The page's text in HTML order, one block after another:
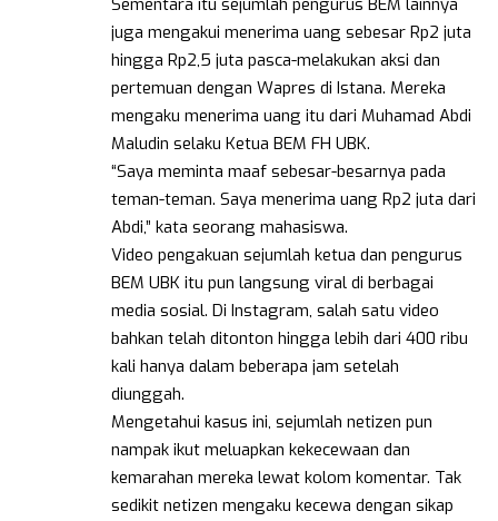
juga mengakui menerima uang sebesar Rp2 juta
hingga Rp2,5 juta pasca-melakukan aksi dan
pertemuan dengan Wapres di Istana. Mereka
mengaku menerima uang itu dari Muhamad Abdi
Maludin selaku Ketua BEM FH UBK.
“Saya meminta maaf sebesar-besarnya pada
teman-teman. Saya menerima uang Rp2 juta dari
Abdi,” kata seorang mahasiswa.
Video pengakuan sejumlah ketua dan pengurus
BEM UBK itu pun langsung viral di berbagai
media sosial. Di Instagram, salah satu video
bahkan telah ditonton hingga lebih dari 400 ribu
kali hanya dalam beberapa jam setelah
diunggah.
Mengetahui kasus ini, sejumlah netizen pun
nampak ikut meluapkan kekecewaan dan
kemarahan mereka lewat kolom komentar. Tak
sedikit netizen mengaku kecewa dengan sikap